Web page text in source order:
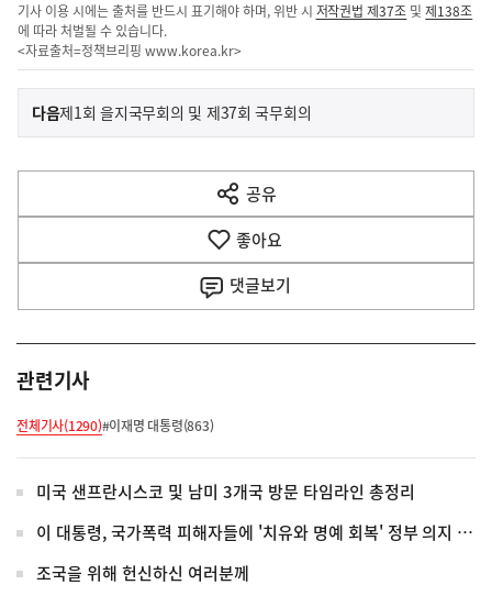
기사 이용 시에는 출처를 반드시 표기해야 하며, 위반 시 저작권법 제37조 및제138조
에 따라 처벌될 수 있습니다.
<자료출처=정책브리핑 www.korea.kr>
이
전
다
음
다음기
사
제1회 을지국무회의 및 제37회 국무회의
공유
열
기
좋아요
댓글보기
관련기사
전체기사(1290)#이재명 대통령(863)
미국 샌프란시스코 및 남미 3개국 방문 타임라인 총정리
이 대통령, 국가폭력 피해자들에 '치유와 명예 회복' 정부 의지 전달
조국을 위해 헌신하신 여러분께